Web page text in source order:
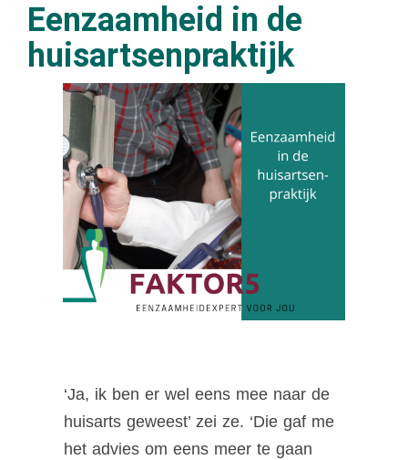
Eenzaamheid in de
huisartsenpraktijk
‘Ja, ik ben er wel eens mee naar de
huisarts geweest’ zei ze. ‘Die gaf me
het advies om eens meer te gaan